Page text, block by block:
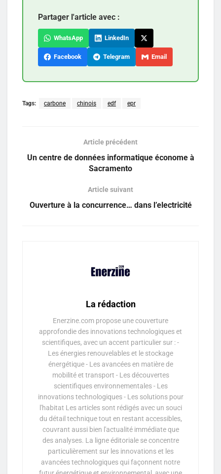
Partager l'article avec :
WhatsApp LinkedIn
Facebook Telegram Email
Tags: carbone chinois edf epr
Article précédent
Un centre de données informatique économe à
Sacramento
Article suivant
Ouverture à la concurrence… dans l’electricité
La rédaction
Enerzine.com propose une couverture
approfondie des innovations technologiques et
scientifiques, avec un accent particulier sur : -
Les énergies renouvelables et le stockage
énergétique - Les avancées en matière de
mobilité et transport - Les découvertes
scientifiques environnementales - Les
innovations technologiques - Les solutions pour
l'habitat Les articles sont rédigés avec un souci
du détail technique tout en restant accessibles,
couvrant aussi bien l'actualité immédiate que
des analyses. La ligne éditoriale se concentre
particulièrement sur les innovations et les
avancées technologiques qui façonnent notre